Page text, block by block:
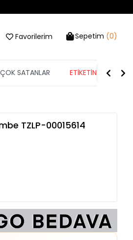
Favorilerim Sepetim (0)
ÇOK SATANLAR ETİKETİN YARISI
TZLP-00015614
iade edebilirsiniz.